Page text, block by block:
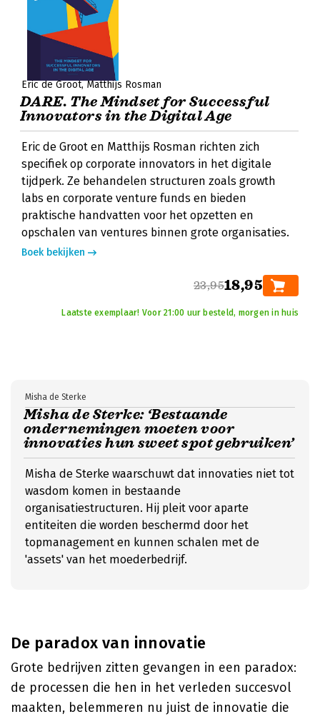
Eric de Groot Matthijs Rosman
DARE. The Mindset for Successful
Innovators in the Digital Age
Eric de Groot en Matthijs Rosman richten zich
specifiek op corporate innovators in het digitale
tijdperk. Ze behandelen structuren zoals growth
labs en corporate venture funds en bieden
praktische handvatten voor het opzetten en
opschalen van ventures binnen grote organisaties.
Boek bekijken
23,9518,95
Laatste exemplaar! Voor 21:00 uur besteld, morgen in huis
Misha de Sterke: ‘Bestaande
ondernemingen moeten voor
innovaties hun sweet spot gebruiken’
Misha de Sterke
Misha de Sterke waarschuwt dat innovaties niet tot
wasdom komen in bestaande
organisatiestructuren. Hij pleit voor aparte
entiteiten die worden beschermd door het
topmanagement en kunnen schalen met de
'assets' van het moederbedrijf.
De paradox van innovatie
Grote bedrijven zitten gevangen in een paradox:
de processen die hen in het verleden succesvol
maakten, belemmeren nu juist de innovatie die